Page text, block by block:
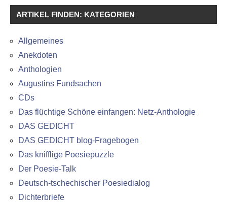
ARTIKEL FINDEN: KATEGORIEN
Allgemeines
Anekdoten
Anthologien
Augustins Fundsachen
CDs
Das flüchtige Schöne einfangen: Netz-Anthologie
DAS GEDICHT
DAS GEDICHT blog-Fragebogen
Das knifflige Poesiepuzzle
Der Poesie-Talk
Deutsch-tschechischer Poesiedialog
Dichterbriefe